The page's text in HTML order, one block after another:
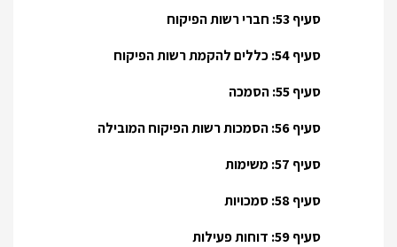
סעיף 53: חברי רשות הפיקוח
סעיף 54: כללים להקמת רשות הפיקוח
סעיף 55: הסמכה
סעיף 56: הסמכות רשות הפיקוח המובילה
סעיף 57: משימות
סעיף 58: סמכויות
סעיף 59: דוחות פעילות